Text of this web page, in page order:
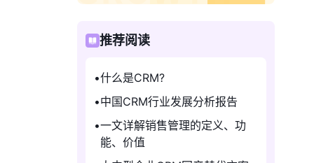
推荐阅读
什么是CRM?
中国CRM行业发展分析报告
一文详解销售管理的定义、功
能、价值